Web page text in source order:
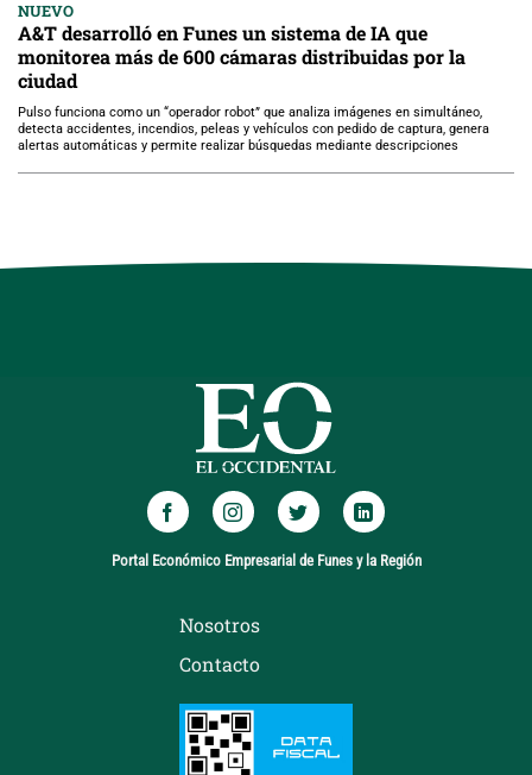
NUEVO
A&T desarrolló en Funes un sistema de IA que
monitorea más de 600 cámaras distribuidas por la
ciudad
Pulso funciona como un “operador robot” que analiza imágenes en simultáneo,
detecta accidentes, incendios, peleas y vehículos con pedido de captura, genera
alertas automáticas y permite realizar búsquedas mediante descripciones
Portal Económico Empresarial de Funes y la Región
Nosotros
Contacto